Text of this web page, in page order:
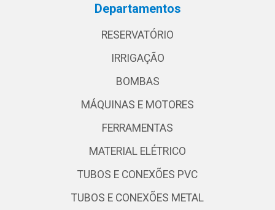
Departamentos
RESERVATÓRIO
IRRIGAÇÃO
BOMBAS
MÁQUINAS E MOTORES
FERRAMENTAS
MATERIAL ELÉTRICO
TUBOS E CONEXÕES PVC
TUBOS E CONEXÕES METAL